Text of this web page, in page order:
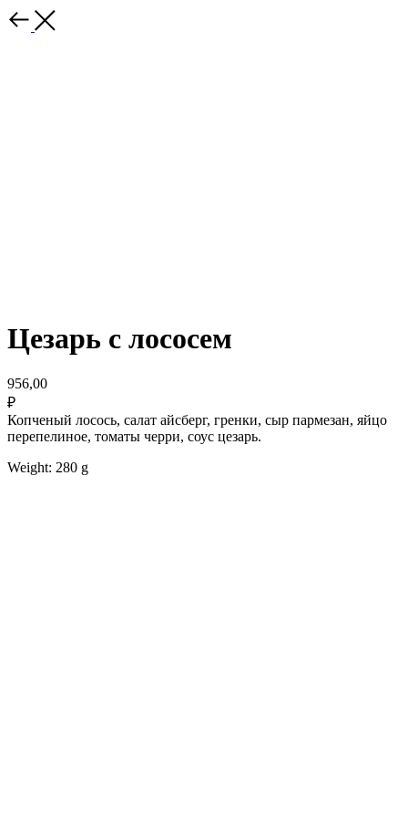
Цезарь с лососем
956,00
₽
Копченый лосось, салат айсберг, гренки, сыр пармезан, яйцо
перепелиное, томаты черри, соус цезарь.
Weight: 280 g